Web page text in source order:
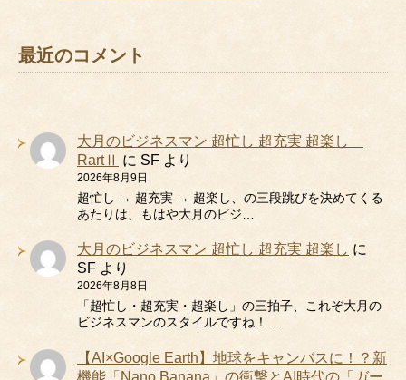
最近のコメント
大月のビジネスマン 超忙し 超充実 超楽し
RartⅡ に SF より
2026年8月9日
超忙し → 超充実 → 超楽し、の三段跳びを決めてくる
あたりは、もはや大月のビジ…
大月のビジネスマン 超忙し 超充実 超楽し に
SF より
2026年8月8日
「超忙し・超充実・超楽し」の三拍子、これぞ大月の
ビジネスマンのスタイルですね！ …
【AI×Google Earth】地球をキャンバスに！？新
機能「Nano Banana」の衝撃とAI時代の「ガー